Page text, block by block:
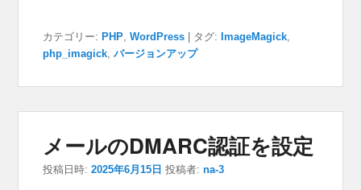
カテゴリー: PHP ,WordPress | タグ: ImageMagick
php_imagick ,バージョンアップ
メールのDMARC認証を設定
投稿日時:2025年6月15日 投稿者:na-3